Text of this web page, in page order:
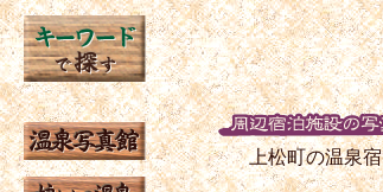
上松町の温泉宿